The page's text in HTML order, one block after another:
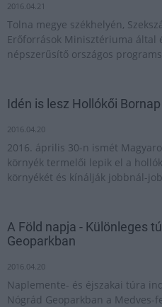
2016.04.21
Tolna megye székhelyén,
Erőforrások Minisztériuma által
népszerűsítő országos
Idén is lesz Hollókői
2016.04.20
2016. április 30-n ismét
környék termelői lepik el a
környékét és kínálják jobbnál-
A Föld napja - Különleges
Geoparkban
2016.04.20
Naplemente- és éjszakai túra
Nógrád Geoparkban a Medves-